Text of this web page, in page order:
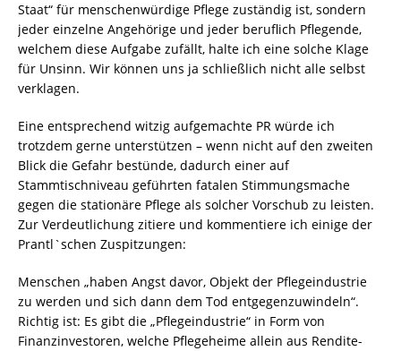
Staat“ für menschenwürdige Pflege zuständig ist, sondern
jeder einzelne Angehörige und jeder beruflich Pflegende,
welchem diese Aufgabe zufällt, halte ich eine solche Klage
für Unsinn. Wir können uns ja schließlich nicht alle selbst
verklagen.
Eine entsprechend witzig aufgemachte PR würde ich
trotzdem gerne unterstützen – wenn nicht auf den zweiten
Blick die Gefahr bestünde, dadurch einer auf
Stammtischniveau geführten fatalen Stimmungsmache
gegen die stationäre Pflege als solcher Vorschub zu leisten.
Zur Verdeutlichung zitiere und kommentiere ich einige der
Prantl`schen Zuspitzungen:
Menschen „haben Angst davor, Objekt der Pflegeindustrie
zu werden und sich dann dem Tod entgegenzuwindeln“.
Richtig ist: Es gibt die „Pflegeindustrie“ in Form von
Finanzinvestoren, welche Pflegeheime allein aus Rendite-